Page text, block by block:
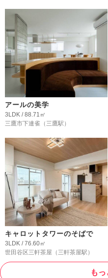
アールの美学
3LDK / 88.71㎡
三鷹市下連雀 （三鷹駅）
キャロットタワーのそばで
3LDK / 76.60㎡
世田谷区三軒茶屋 （三軒茶屋駅）
も